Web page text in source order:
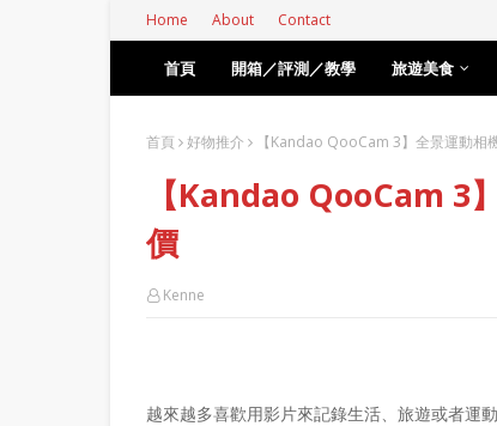
Home About Contact
首頁 開箱／評測／教學 旅遊美食
首頁 好物推介 【Kandao QooCam 3】全景運動相
【Kandao QooCam 3
價
Kenne
越來越多喜歡用影片來記錄生活、旅遊或者運